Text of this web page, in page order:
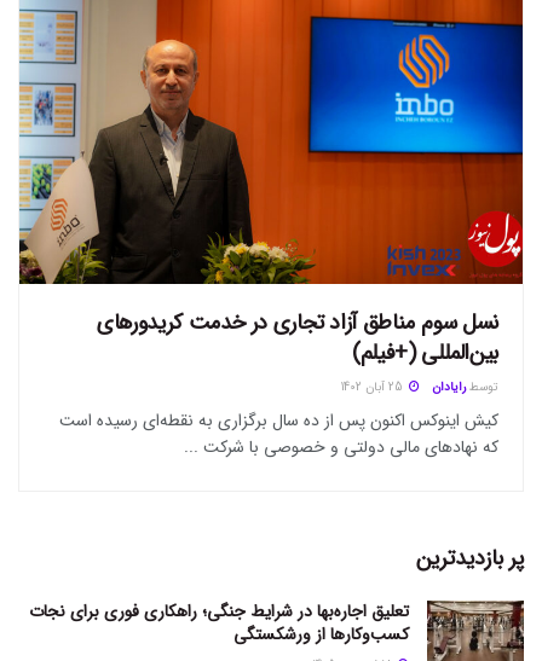
نسل سوم مناطق آزاد تجاری در خدمت کریدورهای
بین‌المللی (+فیلم)
توسط رایادان
کیش اینوکس اکنون پس از ده سال برگزاری به نقطه‌ای رسیده است
که نهاد‌های مالی دولتی و خصوصی با شرکت ...
پر بازدیدترین
تعلیق اجاره‌بها در شرایط جنگی؛ راهکاری فوری برای نجات
کسب‌وکارها از ورشکستگی